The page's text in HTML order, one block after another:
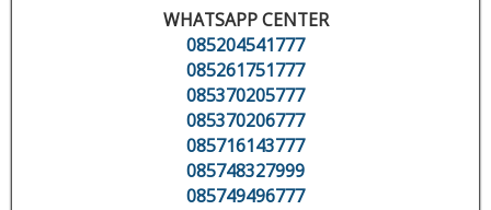
WHATSAPP CENTER
085204541777
085261751777
085370205777
085370206777
085716143777
085748327999
085749496777